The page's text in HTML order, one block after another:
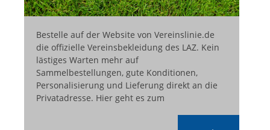
Bestelle auf der Website von Vereinslinie.de
die offizielle Vereinsbekleidung des LAZ. Kein
lästiges Warten mehr auf
Sammelbestellungen, gute Konditionen,
Personalisierung und Lieferung direkt an die
Privatadresse. Hier geht es zum